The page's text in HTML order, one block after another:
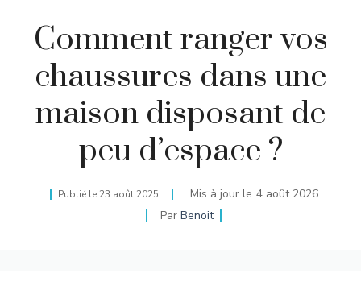
Comment ranger vos
chaussures dans une
maison disposant de
peu d’espace ?
Publié le 23 août 2025 Mis à jour le 4 août 2026
Par Benoit